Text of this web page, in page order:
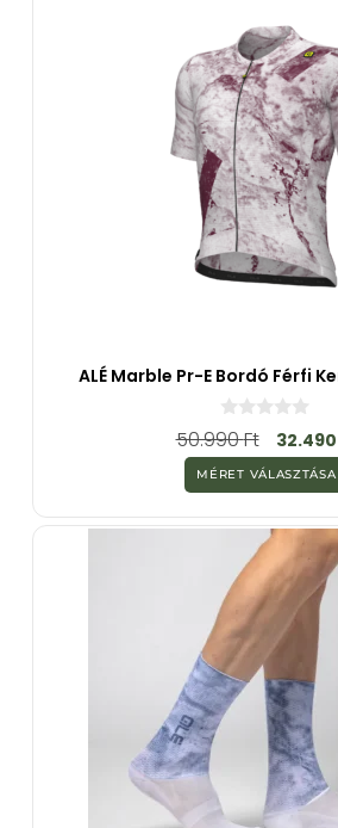
ALÉ Marble Pr-E Bordó Férfi
0
a
5
-
b
ő
50.990Ft 32.490
MÉRET VÁLASZTÁSA